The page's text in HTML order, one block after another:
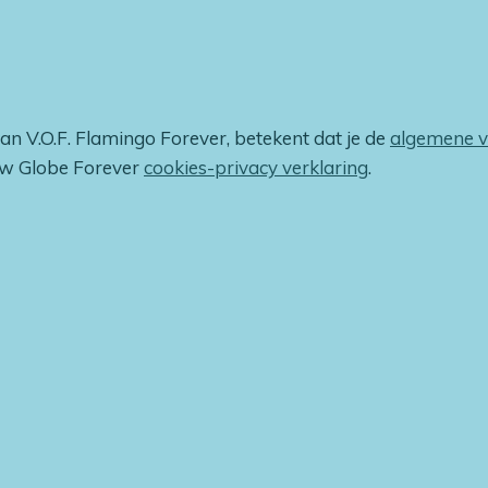
V.O.F. Flamingo Forever, betekent dat je de algemene
Globe Forevercookies-privacy verklaring.